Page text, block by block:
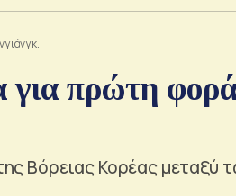
για πρώτη
Βόρειας Κορέας μεταξύ